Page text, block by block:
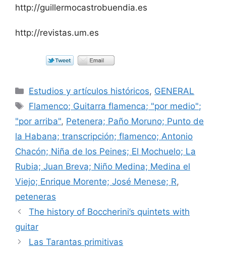
http://guillermocastrobuendia.es
http://revistas.um.es
Categorías
Estudios y artículos históricos, GENERAL
Etiquetas
Flamenco; Guitarra flamenca; "por medio";
"por arriba", Petenera; Paño Moruno; Punto de
la Habana; transcripción; flamenco; Antonio
Chacón; Niña de los Peines; El Mochuelo; La
Rubia; Juan Breva; Niño Medina; Medina el
Viejo; Enrique Morente; José Menese; R,
peteneras
The history of Boccherini’s quintets with
guitar
Las Tarantas primitivas